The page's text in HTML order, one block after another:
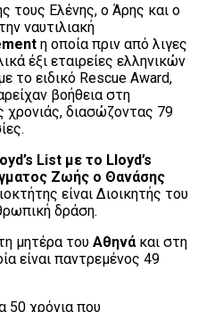
τους Ελένης, ο Άρης και ο
ναυτιλιακή
η οποία πριν από λιγες
έξι εταιρείες ελληνικών
το ειδικό Rescue Award,
βοήθεια στη
χρονιάς, διασώζοντας 79
List με το Lloyd’s
Ζωής ο Θανάσης
είναι Διοικητής του
δράση.
μητέρα του Αθηνά και στη
είναι παντρεμένος 49
50 χρόνια που